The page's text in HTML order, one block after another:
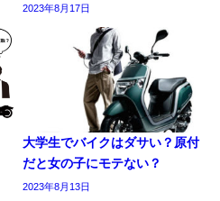
2023年8月17日
大学生でバイクはダサい？原付
だと女の子にモテない？
2023年8月13日